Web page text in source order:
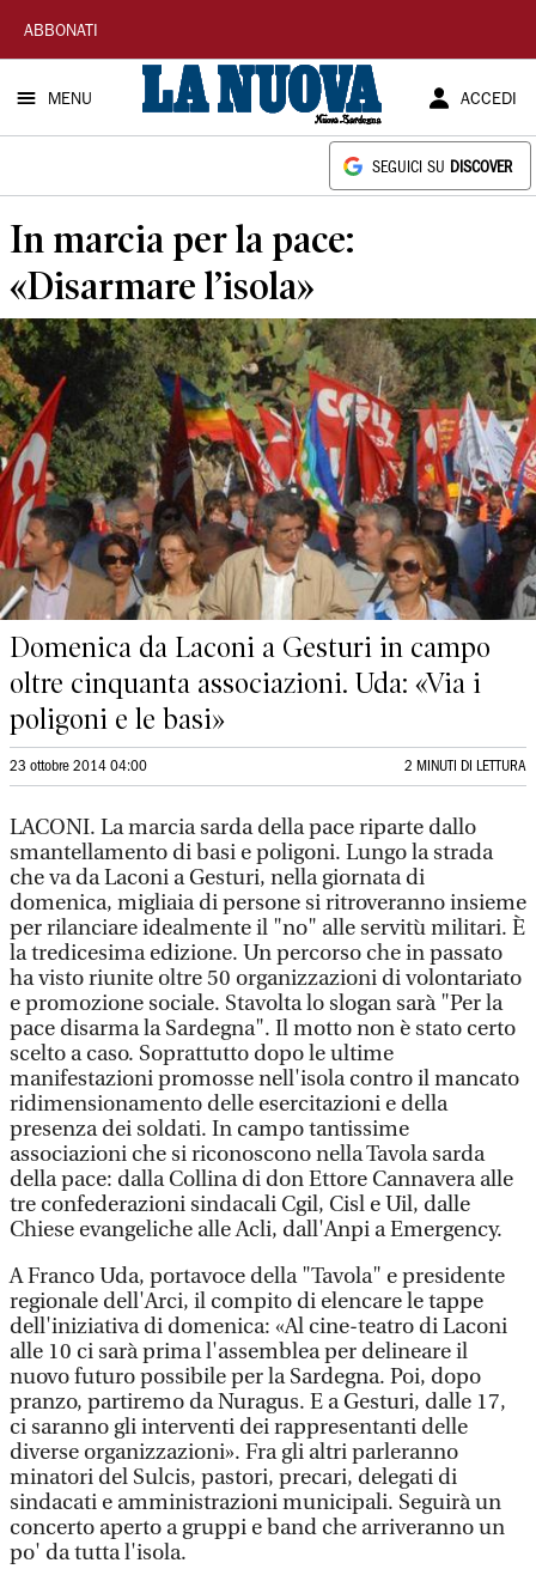
La
Nuova
Sardegna
ABBONATI
MENU ACCEDI
SEGUICI SU DISCOVER
In marcia per la pace:
«Disarmare l’isola»
Domenica da Laconi a Gesturi in campo
oltre cinquanta associazioni. Uda: «Via i
poligoni e le basi»
23 ottobre 2014 04:00 2 MINUTI DI LETTURA
LACONI. La marcia sarda della pace riparte dallo
smantellamento di basi e poligoni. Lungo la strada
che va da Laconi a Gesturi, nella giornata di
domenica, migliaia di persone si ritroveranno insieme
per rilanciare idealmente il "no" alle servitù militari. È
la tredicesima edizione. Un percorso che in passato
ha visto riunite oltre 50 organizzazioni di volontariato
e promozione sociale. Stavolta lo slogan sarà "Per la
pace disarma la Sardegna". Il motto non è stato certo
scelto a caso. Soprattutto dopo le ultime
manifestazioni promosse nell'isola contro il mancato
ridimensionamento delle esercitazioni e della
presenza dei soldati. In campo tantissime
associazioni che si riconoscono nella Tavola sarda
della pace: dalla Collina di don Ettore Cannavera alle
tre confederazioni sindacali Cgil, Cisl e Uil, dalle
Chiese evangeliche alle Acli, dall'Anpi a Emergency.
A Franco Uda, portavoce della "Tavola" e presidente
regionale dell'Arci, il compito di elencare le tappe
dell'iniziativa di domenica: «Al cine-teatro di Laconi
alle 10 ci sarà prima l'assemblea per delineare il
nuovo futuro possibile per la Sardegna. Poi, dopo
pranzo, partiremo da Nuragus. E a Gesturi, dalle 17,
ci saranno gli interventi dei rappresentanti delle
diverse organizzazioni». Fra gli altri parleranno
minatori del Sulcis, pastori, precari, delegati di
sindacati e amministrazioni municipali. Seguirà un
concerto aperto a gruppi e band che arriveranno un
po' da tutta l'isola.